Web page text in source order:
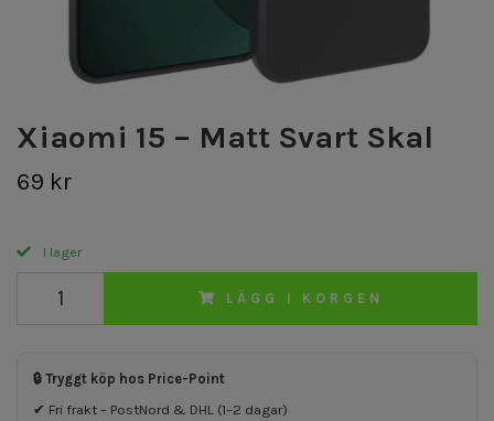
Xiaomi 15 – Matt Svart Skal
69 kr
I lager
LÄGG I KORGEN
🔒 Tryggt köp hos Price-Point
✔ Fri frakt – PostNord & DHL (1–2 dagar)